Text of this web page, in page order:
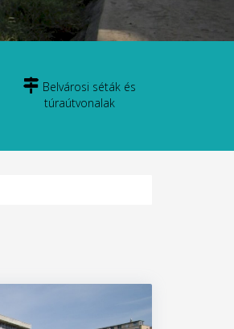
Belvárosi séták és
túraútvonalak